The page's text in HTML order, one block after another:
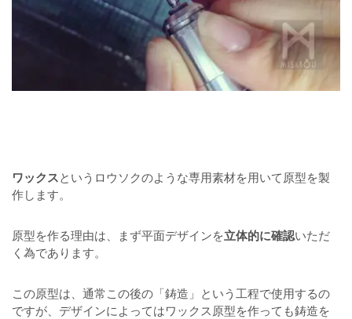
ワックスというロウソクのような専用素材を用いて原型を製
作します。
原型を作る理由は、まず平面デザインを立体的に確認いただ
く為であります。
この原型は、通常この後の「鋳造」という工程で使用するの
ですが、デザインによってはワックス原型を作っても鋳造を